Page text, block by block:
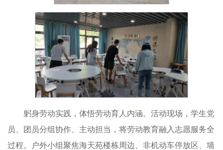
躬身劳动实践，体悟劳动育人内涵。活动现场，学生党
员、团员分组协作、主动担当，将劳动教育融入志愿服务全
过程。户外小组聚焦海天苑楼栋周边、非机动车停放区、墙